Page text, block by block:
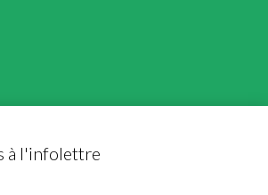
à l'infolettre